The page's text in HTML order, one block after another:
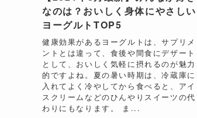
なのは？おいしく身体にやさしい
ヨーグルトTOP5
健康効果があるヨーグルトは、サプリメ
ントとは違って、食後や間食にデザート
として、おいしく気軽に摂れるのが魅力
的ですよね。夏の暑い時期は、冷蔵庫に
入れてよく冷やしてから食べると、アイ
スクリームなどのひんやりスイーツの代
わりにもなります。 ま...